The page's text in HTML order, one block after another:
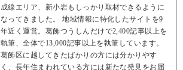
成線エリア、新小岩もしっかり取材できるように
なってきました。 地域情報に特化したサイトを9
年近く運営。葛飾つうしんだけで2,400記事以上を
執筆、全体で13,000記事以上を執筆しています。
葛飾区に越してきたばかりの方には分かりやす
く、長年住まわれている方には新たな発見をお届